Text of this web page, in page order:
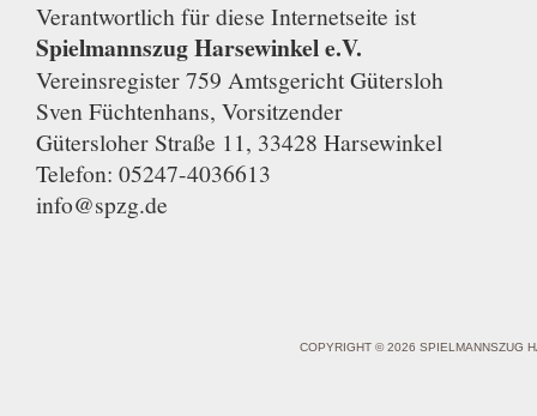
Verantwortlich für diese Internetseite ist
Spielmannszug Harsewinkel e.V.
Vereinsregister 759 Amtsgericht Gütersloh
Sven Füchtenhans, Vorsitzender
Gütersloher Straße 11, 33428 Harsewinkel
Telefon: 05247-4036613
info@spzg.de
COPYRIGHT © 2026 SPIELMANNSZUG